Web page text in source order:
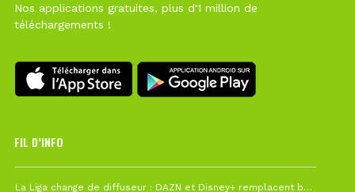
Nos applications gratuites, plus d'1 million de
téléchargements !
FIL D’INFO
La Liga change de diffuseur : DAZN et Disney+ remplacent beIN Sports !